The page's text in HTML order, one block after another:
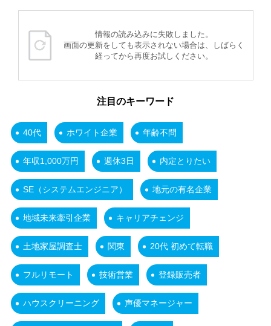
情報の読み込みに失敗しました。
画面の更新をしても表示されない場合は、しばらく
経ってから再度お試しください。
注目のキーワード
40代 ホワイト企業 年齢不問
年収1,000万円 週休3日 内定とりたい
SE（システムエンジニア） 地元の有名企業
地域未来牽引企業 キャリアチェンジ
土地家屋調査士 関東 20代 初めて転職
フルリモート 技術営業 登録販売者
ハウスクリーニング 声優マネージャー